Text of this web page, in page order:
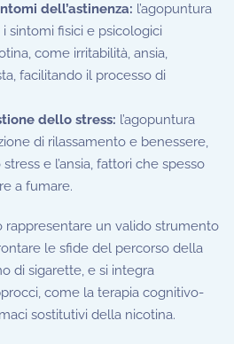
dell’astinenza: l’agopuntura
sintomi fisici e psicologici
come irritabilità, ansia,
facilitando il processo di
dello stress: l’agopuntura
di rilassamento e benessere,
e l’ansia, fattori che spesso
a fumare.
rappresentare un valido strumento
le sfide del percorso della
di sigarette, e si integra
come la terapia cognitivo-
sostitutivi della nicotina.